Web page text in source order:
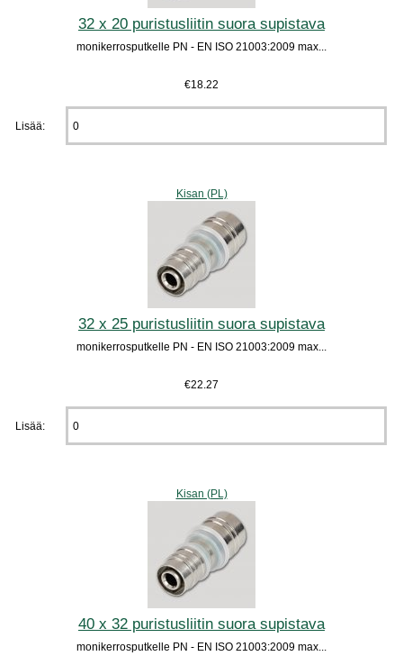
32 x 20 puristusliitin suora supistava
monikerrosputkelle PN - EN ISO 21003:2009 max...
€18.22
Lisää:
Kisan (PL)
32 x 25 puristusliitin suora supistava
monikerrosputkelle PN - EN ISO 21003:2009 max...
€22.27
Lisää:
Kisan (PL)
40 x 32 puristusliitin suora supistava
monikerrosputkelle PN - EN ISO 21003:2009 max...